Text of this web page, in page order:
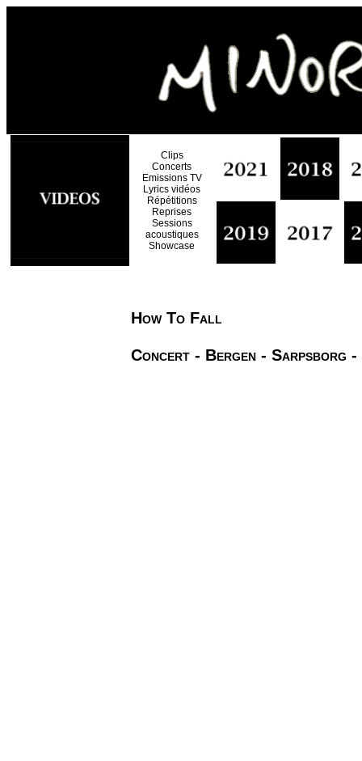
Clips
Concerts
Emissions TV
Lyrics vidéos
Répétitions
Reprises
Sessions
acoustiques
Showcase
How To Fall
Concert - Bergen - Sarpsborg